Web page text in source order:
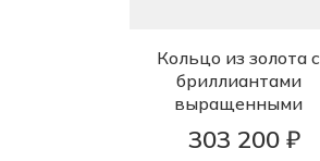
Кольцо из золота с
бриллиантами
выращенными
303 200 ₽